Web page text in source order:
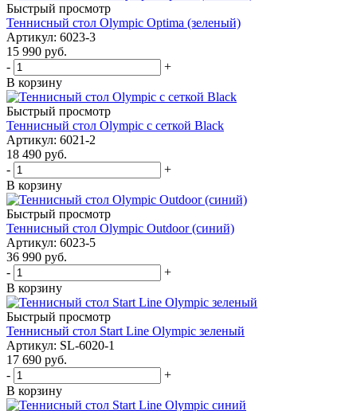
Быстрый просмотр
Теннисный стол Olympic Optima (зеленый)
Артикул: 6023-3
15 990 руб.
-
+
В корзину
Быстрый просмотр
Теннисный стол Olympic с сеткой Black
Артикул: 6021-2
18 490 руб.
-
+
В корзину
Быстрый просмотр
Теннисный стол Olympic Outdoor (синий)
Артикул: 6023-5
36 990 руб.
-
+
В корзину
Быстрый просмотр
Теннисный стол Start Line Olympic зеленый
Артикул: SL-6020-1
17 690 руб.
-
+
В корзину